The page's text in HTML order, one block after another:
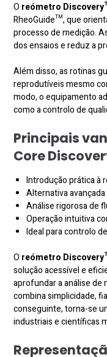
O reómetro
RheoGuide™, que
processo de medição.
dos ensaios e reduz a
Além disso, as rotinas
reprodutíveis mesmo
modo, o equipamento
como a controlo de
Principais
Core
Introdução prática à
Alternativa
Análise rigorosa de
Operação intuitiva
Ideal para controlo
O reómetro
solução acessível e
aprofundar a análise de
combina simplicidade,
conseguinte, torna-se
industriais e científicas